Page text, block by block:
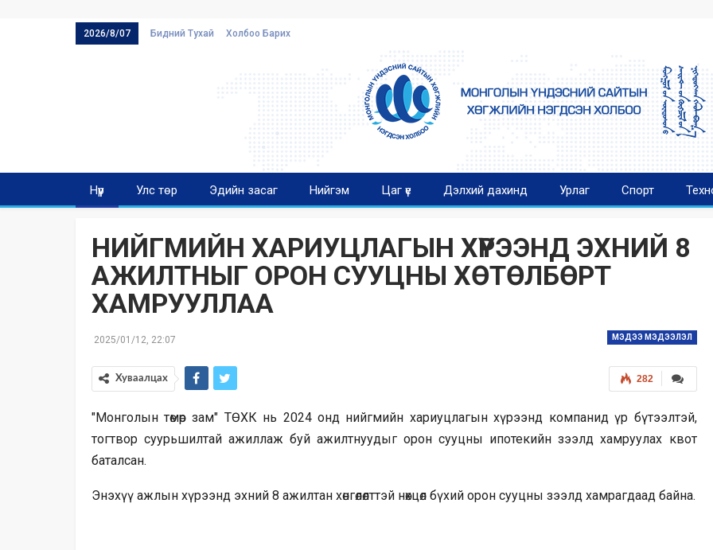
2026/8/07 Бидний Тухай Холбоо Барих
Нүүр Улс төр Эдийн засаг Нийгэм Цаг үе Дэлхий дахинд Урлаг Спорт
НИЙГМИЙН ХАРИУЦЛАГЫН ХҮРЭЭНД ЭХНИЙ 8
АЖИЛТНЫГ ОРОН СУУЦНЫ ХӨТӨЛБӨРТ
ХАМРУУЛЛАА
МЭДЭЭ МЭДЭЭЛЭЛ
2025/01/12, 22:07
282
Хуваалцах
"Монголын төмөр зам" ТӨХК нь 2024 онд нийгмийн хариуцлагын хүрээнд компанид үр бүтээлтэй,
тогтвор суурьшилтай ажиллаж буй ажилтнуудыг орон сууцны ипотекийн зээлд хамруулах квот
баталсан.
Энэхүү ажлын хүрээнд эхний 8 ажилтан хөнгөлөлттэй нөхцөл бүхий орон сууцны зээлд хамрагдаад байна.